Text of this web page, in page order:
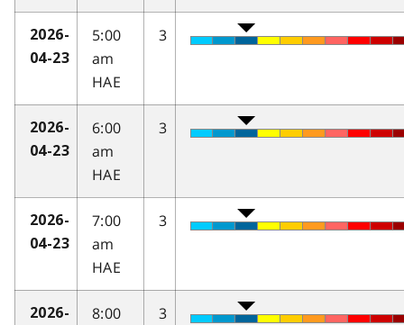
2026-
04-23
5:00
am
HAE
3
2026-
04-23
6:00
am
HAE
3
2026-
04-23
7:00
am
HAE
3
2026-
8:00
3